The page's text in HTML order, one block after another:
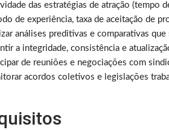
das estratégias de atração (tempo
de experiência, taxa de aceitação de
análises preditivas e comparativas
a integridade, consistência e
de reuniões e negociações com
acordos coletivos e legislações